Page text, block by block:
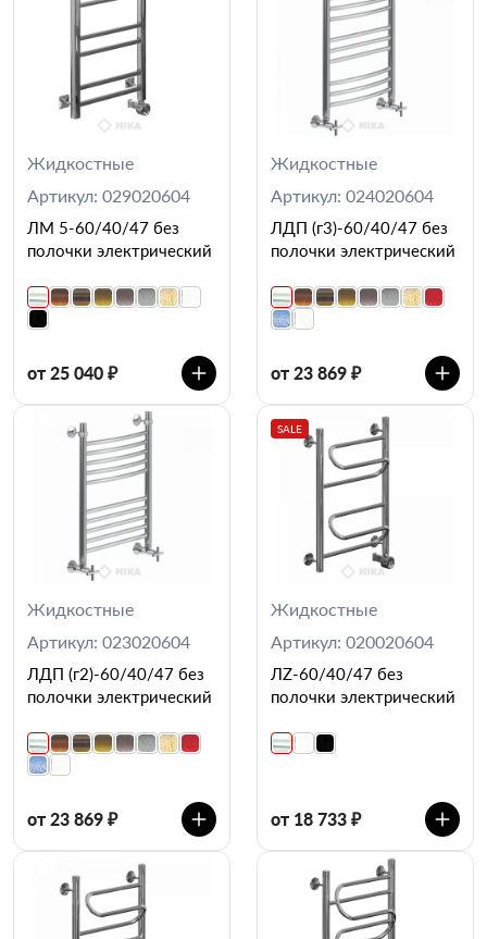
Жидкостные
Артикул: 029020604
ЛМ 5-60/40/47 без
полочки электрический
от 25 040 ₽
Жидкостные
Артикул: 024020604
ЛДП (г3)-60/40/47 без
полочки электрический
от 23 869 ₽
Жидкостные
Артикул: 023020604
ЛДП (г2)-60/40/47 без
полочки электрический
от 23 869 ₽
SALE
Жидкостные
Артикул: 020020604
ЛZ-60/40/47 без
полочки электрический
от 18 733 ₽